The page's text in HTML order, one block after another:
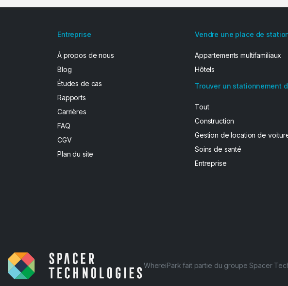
Entreprise
À propos de nous
Blog
Études de cas
Rapports
Carrières
FAQ
CGV
Plan du site
Vendre une place de
Appartements multifamiliaux
Hôtels
Trouver un stationnement
Tout
Construction
Gestion de location de
Soins de santé
Entreprise
WhereiPark fait partie du groupe Spacer